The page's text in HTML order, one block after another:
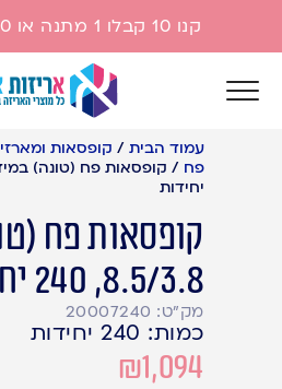
קנו 10 קבלו 1 מתנה או 10 וקבלו 2 מתנה
עמוד הבית / קופסאות
פח /
יחידות
קופסאות פח
8.5/3.8, 240 יחידות
מק"ט: 20007240
כמות: 240 יחידות
₪1,094